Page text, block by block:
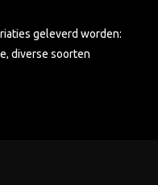
geleverd worden:
diverse soorten